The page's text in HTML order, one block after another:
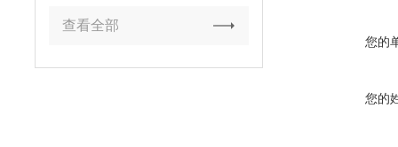
查看全部
您的
您的